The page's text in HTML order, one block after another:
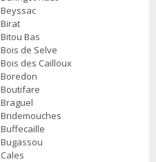
Beyssac
Birat
Bitou Bas
Bois de Selve
Bois des Cailloux
Boredon
Boutifare
Braguel
Bridemouches
Buffecaille
Bugassou
Cales